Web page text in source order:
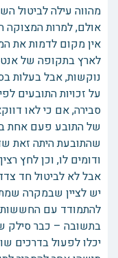
מהווה עילה לביטול
אולם, למרות המצוקה
אין מקום לדמות את
לארץ בתקופה של
נוקשות, אבל בעלות
על זכויות התובעים
סבירה, אם כי לאו
של התובע פעם אחת
שהתובעת היתה זאת
ודומים לו, וכן לחץ
אבל לא לביטול חד
יש לציין שבמקרה
להתמודד עם החששות
בתשובה – כבר סילק
יכלו לפעול בדרכים